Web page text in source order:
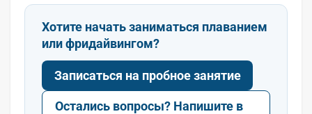
Хотите начать заниматься плаванием
или фридайвингом?
Записаться на пробное занятие
Остались вопросы? Напишите в